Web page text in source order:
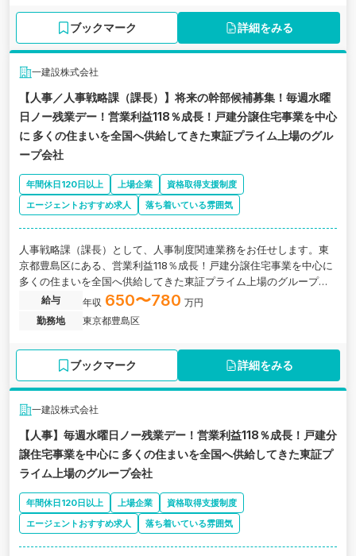
ブックマーク 詳細をみる
一建設株式会社
【人事／人事戦略課（課長）】将来の幹部候補募集！毎週水曜
日ノー残業デー！営業利益118％成長！戸建分譲住宅事業を中心
に 多くの住まいを全国へ供給してきた東証プライム上場のグル
ープ会社
年間休日120日以上 上場企業
資格取得支援制度
エージェントおすすめ求人
落ち着いている雰囲気
人事戦略課（課長）として、人事制度関連業務をお任せします。東
京都豊島区にある、営業利益118％成長！戸建分譲住宅事業を中心に
多くの住まいを全国へ供給してきた東証プライム上場のグループ会
社の求人です。
給与 年収 650〜780 万円
勤務地
東京都豊島区
ブックマーク 詳細をみる
一建設株式会社
【人事】毎週水曜日ノー残業デー！営業利益118％成長！戸建分
譲住宅事業を中心に 多くの住まいを全国へ供給してきた東証プ
ライム上場のグループ会社
年間休日120日以上 上場企業
資格取得支援制度
エージェントおすすめ求人
落ち着いている雰囲気